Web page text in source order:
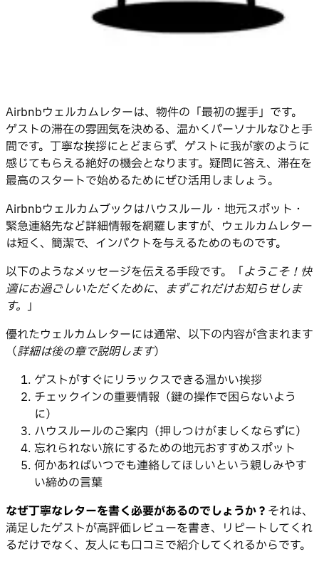
Airbnbウェルカムレターは、物件の「最初の握手」です。
ゲストの滞在の雰囲気を決める、温かくパーソナルなひと手
間です。丁寧な挨拶にとどまらず、ゲストに我が家のように
感じてもらえる絶好の機会となります。疑問に答え、滞在を
最高のスタートで始めるためにぜひ活用しましょう。
Airbnbウェルカムブックはハウスルール・地元スポット・
緊急連絡先など詳細情報を網羅しますが、ウェルカムレター
は短く、簡潔で、インパクトを与えるためのものです。
以下のようなメッセージを伝える手段です。「ようこそ！快
適にお過ごしいただくために、まずこれだけお知らせしま
す。 」
優れたウェルカムレターには通常、以下の内容が含まれます
（詳細は後の章で説明します）
ゲストがすぐにリラックスできる温かい挨拶
チェックインの重要情報（鍵の操作で困らないよう
に）
ハウスルールのご案内（押しつけがましくならずに）
忘れられない旅にするための地元おすすめスポット
何かあればいつでも連絡してほしいという親しみやす
い締めの言葉
なぜ丁寧なレターを書く必要があるのでしょうか？ それは、
満足したゲストが高評価レビューを書き、リピートしてくれ
るだけでなく、友人にも口コミで紹介してくれるからです。